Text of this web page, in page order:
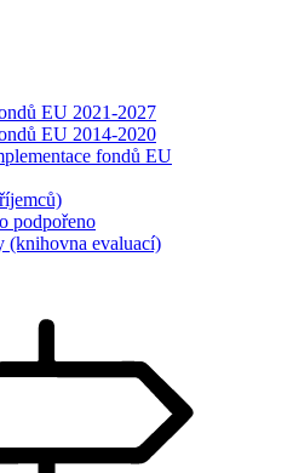
EU 2021-2027
EU 2014-2020
fondů EU
podpořeno
(knihovna evaluací)